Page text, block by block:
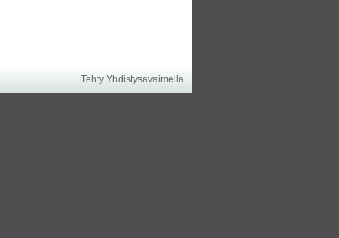
Tehty Yhdistysavaimella